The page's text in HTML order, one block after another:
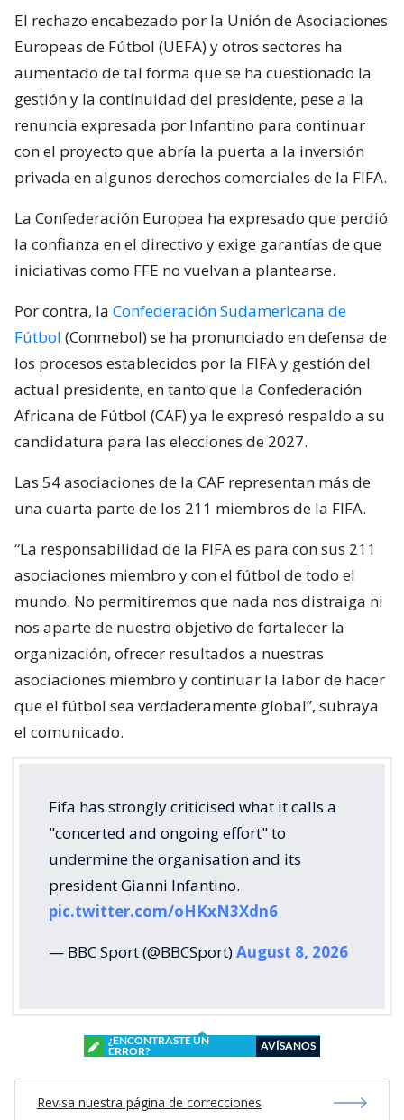
El rechazo encabezado por la Unión de Asociaciones
Europeas de Fútbol (UEFA) y otros sectores ha
aumentado de tal forma que se ha cuestionado la
gestión y la continuidad del presidente, pese a la
renuncia expresada por Infantino para continuar
con el proyecto que abría la puerta a la inversión
privada en algunos derechos comerciales de la FIFA.
La Confederación Europea ha expresado que perdió
la confianza en el directivo y exige garantías de que
iniciativas como FFE no vuelvan a plantearse.
Por contra, la Confederación Sudamericana de
Fútbol (Conmebol) se ha pronunciado en defensa de
los procesos establecidos por la FIFA y gestión del
actual presidente, en tanto que la Confederación
Africana de Fútbol (CAF) ya le expresó respaldo a su
candidatura para las elecciones de 2027.
Las 54 asociaciones de la CAF representan más de
una cuarta parte de los 211 miembros de la FIFA.
“La responsabilidad de la FIFA es para con sus 211
asociaciones miembro y con el fútbol de todo el
mundo. No permitiremos que nada nos distraiga ni
nos aparte de nuestro objetivo de fortalecer la
organización, ofrecer resultados a nuestras
asociaciones miembro y continuar la labor de hacer
que el fútbol sea verdaderamente global”, subraya
el comunicado.
Fifa has strongly criticised what it calls a
"concerted and ongoing effort" to
undermine the organisation and its
president Gianni Infantino.
pic.twitter.com/oHKxN3Xdn6
— BBC Sport (@BBCSport)August 8, 2026
¿ENCONTRASTE UN
ERROR?
AVÍSANOS
Revisa nuestra página de correcciones